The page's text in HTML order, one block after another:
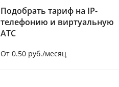
Подобрать тариф на IP-
телефонию и виртуальную
АТС
От 0.50 руб./месяц